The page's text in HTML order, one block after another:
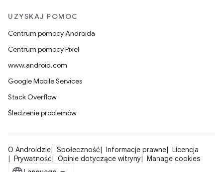
UZYSKAJ POMOC
Centrum pomocy Androida
Centrum pomocy Pixel
www.android.com
Google Mobile Services
Stack Overflow
Śledzenie problemów
O Androidzie Społeczność Informacje prawne
Licencja
Prywatność
Opinie dotyczące witryny Manage cookies